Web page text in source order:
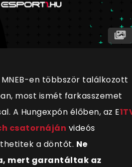
en többször találkozott
most ismét farkasszemet
A Hungexpón élőben, az E
csatornáján videós
a döntőt. Ne
mert garantáltak az